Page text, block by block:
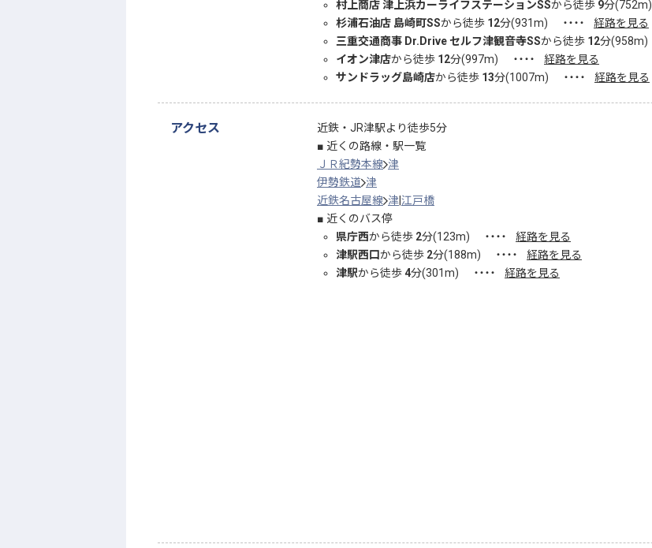
村上商店 津上浜カーライフステーションSSから徒歩 9分(752m)
杉浦石油店 島崎町SSから徒歩 12分(931m) ・・・・
経路を見る
三重交通商事 Dr.Drive セルフ津観音寺SSから徒歩 12分(958m)
イオン津店から徒歩 12分(997m) ・・・・
経路を見る
サンドラッグ島崎店から徒歩 13分(1007m) ・・・・ 経路を見る
アクセス
近鉄・JR津駅より徒歩5分
近くの路線・駅一覧
ＪＲ紀勢本線 津
伊勢鉄道 津
近鉄名古屋線 津江戸橋
近くのバス停
県庁西から徒歩 2分(123m) ・・・・
経路を見る
津駅西口から徒歩 2分(188m) ・・・・
経路を見る
津駅から徒歩4分(301m) ・・・・ 経路を見る